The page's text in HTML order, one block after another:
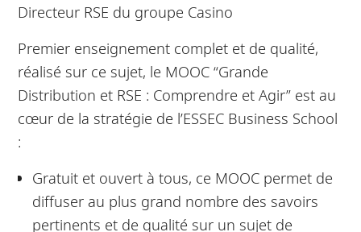
Directeur RSE du groupe Casino
Premier enseignement complet et de qualité,
réalisé sur ce sujet, le MOOC “Grande
Distribution et RSE : Comprendre et Agir” est au
cœur de la stratégie de l’ESSEC Business School
:
Gratuit et ouvert à tous, ce MOOC permet de
diffuser au plus grand nombre des savoirs
pertinents et de qualité sur un sujet de